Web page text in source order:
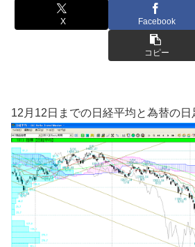
X Facebook
コピー
12月12日までの日経平均と為替の日